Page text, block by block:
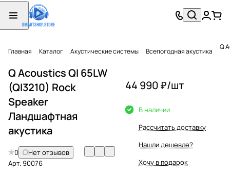
Главная Каталог Акустические системы Всепогодная акустика
Q Acoustics QI 65LW
(QI3210) Rock
Speaker
Ландшафтная
акустика
0
Нет отзывов
Арт.90076
44 990 ₽/шт
В наличии
Рассчитать доставку
Нашли дешевле?
Хочу в подарок